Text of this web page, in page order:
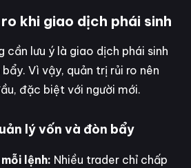
khi giao dịch phái sinh
cần lưu ý là giao dịch phái sinh
Vì vậy, quản trị rủi ro nên
đặc biệt với người mới.
lý vốn và đòn bẩy
lệnh: Nhiều trader chỉ chấp